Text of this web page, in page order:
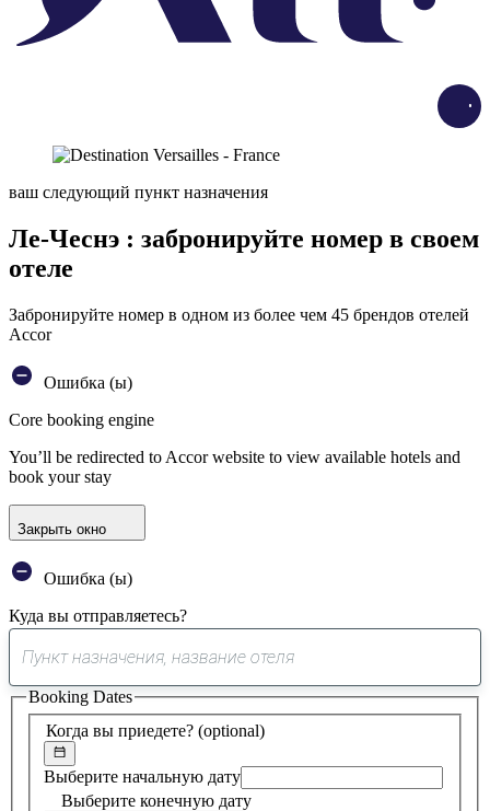
ваш следующий пункт назначения
Ле-Чеснэ : забронируйте номер в своем
отеле
Забронируйте номер в одном из более чем 45 брендов отелей
Accor
Ошибка (ы)
Core booking engine
You’ll be redirected to Accor website to view available hotels and
book your stay
Закрыть окно
Ошибка (ы)
Куда вы отправляетесь?
0
предложение
найдено
Когда вы приедете? (optional)
Выберите начальную дату
Выберите конечную дату
Booking Dates